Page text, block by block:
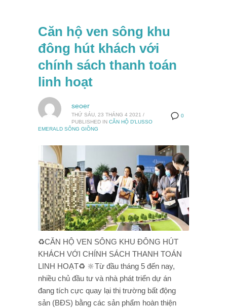
Căn hộ ven sông khu
đông hút khách với
chính sách thanh toán
linh hoạt
0
seoer
THỨ SÁU, 23 THÁNG 4 2021 /
PUBLISHED IN CĂN HỘ D'LUSSO
EMERALD SÔNG GIỒNG
♻️CĂN HỘ VEN SÔNG KHU ĐÔNG HÚT
KHÁCH VỚI CHÍNH SÁCH THANH TOÁN
LINH HOẠT♻️ 🔆Từ đầu tháng 5 đến nay,
nhiều chủ đầu tư và nhà phát triển dự án
đang tích cực quay lại thị trường bất động
sản (BĐS) bằng các sản phẩm hoàn thiện